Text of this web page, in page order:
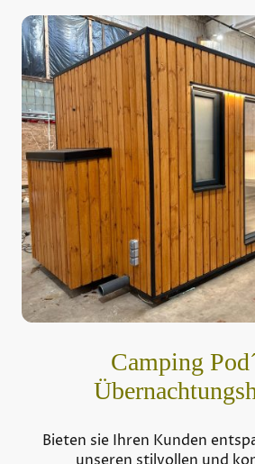
Camping
Bieten sie Ihren Kunden